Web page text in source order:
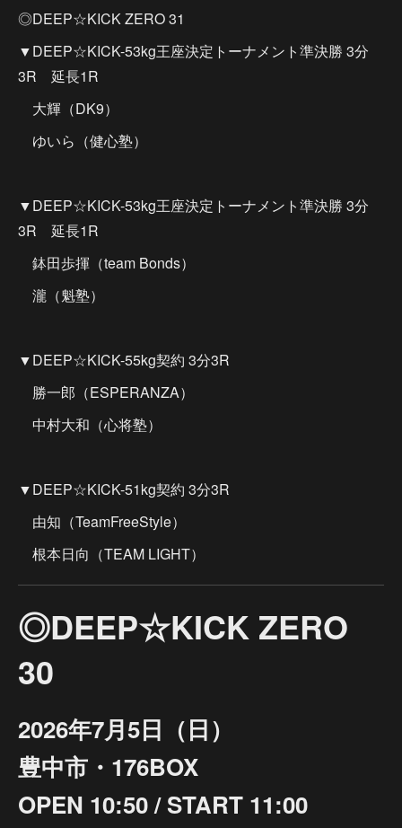
◎DEEP☆KICK ZERO 31
▼DEEP☆KICK-53kg王座決定トーナメント準決勝 3分
3R 延長1R
大輝（DK9）
ゆいら（健心塾）
▼DEEP☆KICK-53kg王座決定トーナメント準決勝 3分
3R 延長1R
鉢田歩揮（team Bonds）
瀧（魁塾）
▼DEEP☆KICK-55kg契約 3分3R
勝一郎（ESPERANZA）
中村大和（心将塾）
▼DEEP☆KICK-51kg契約 3分3R
由知（TeamFreeStyle）
根本日向（TEAM LIGHT）
◎DEEP☆KICK ZERO
30
2026年7月5日（日）
豊中市・176BOX
OPEN 10:50 / START 11:00